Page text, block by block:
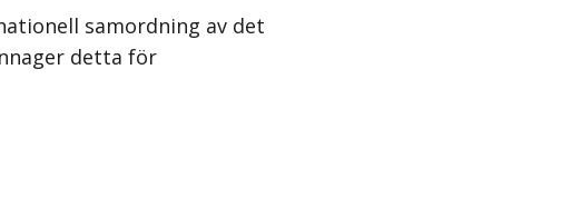
samordning av det
detta för